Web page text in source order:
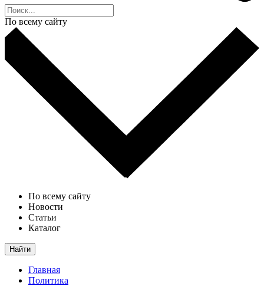
По всему сайту
По всему сайту
Новости
Статьи
Каталог
Найти
Главная
Политика